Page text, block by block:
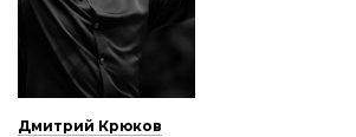
Дмитрий Крюков